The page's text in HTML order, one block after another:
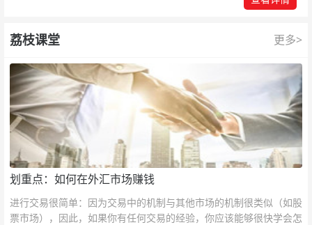
荔枝课堂 更多>
划重点：如何在外汇市场赚钱
进行交易很简单：因为交易中的机制与其他市场的机制很类似（如股
票市场），因此，如果你有任何交易的经验，你应该能够很快学会怎